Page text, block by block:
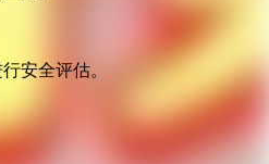
安全评估。